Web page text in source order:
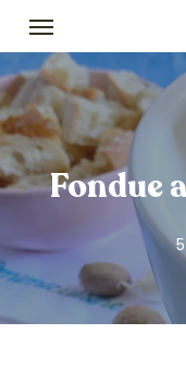
Skip
main
content
Menu
Fondue